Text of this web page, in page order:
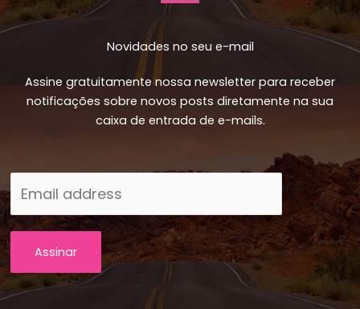
Novidades no seu e-mail
Assine gratuitamente nossa newsletter para receber
notificações sobre novos posts diretamente na sua
caixa de entrada de e-mails.
Assinar